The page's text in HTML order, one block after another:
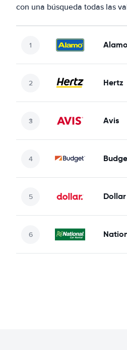
con una búsqueda todas las
Alamo
Hertz
Avis